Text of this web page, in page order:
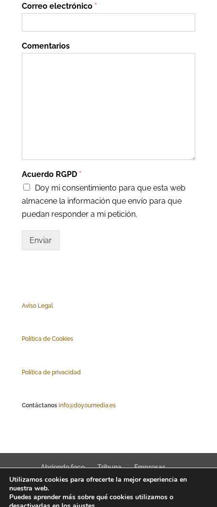
Correo electrónico *
Comentarios
Acuerdo RGPD *
Doy mi consentimiento para que esta web
almacene la información que envío para que
puedan responder a mi petición.
Enviar
Aviso Legal
Política de Cookies
Política de privacidad
Contáctanos info@doyoumedia.es
Abriendo foco Tribuna
Empresas
Actualidad
Innovación Tendencias
Utilizamos cookies para ofrecerte la mejor experiencia en
nuestra web.
Puedes aprender más sobre qué cookies utilizamos o